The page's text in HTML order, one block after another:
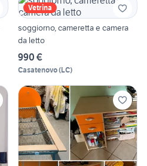
Vetrina
soggiorno, cameretta e camera
da letto
990 €
Casatenovo(LC)